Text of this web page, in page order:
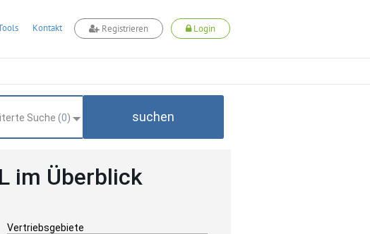
Kontakt Registrieren Login
Suche (0) suchen
im Überblick
Vertriebsgebiete